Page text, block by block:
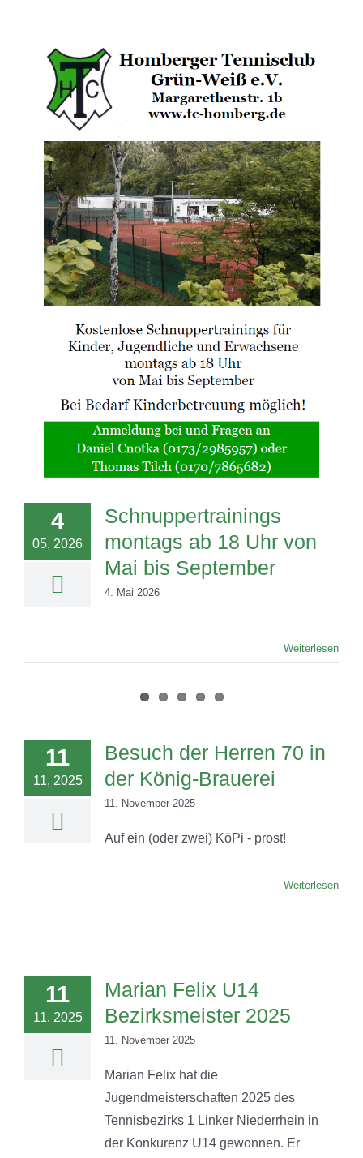
4
05, 2026
Schnuppertrainings
montags ab 18 Uhr von
Mai bis September
4. Mai 2026
Weiterlesen
11
11, 2025
Besuch der Herren 70 in
der König-Brauerei
11. November 2025
Auf ein (oder zwei) KöPi - prost!
Weiterlesen
11
11, 2025
Marian Felix U14
Bezirksmeister 2025
11. November 2025
Marian Felix hat die
Jugendmeisterschaften 2025 des
Tennisbezirks 1 Linker Niederrhein in
der Konkurenz U14 gewonnen. Er